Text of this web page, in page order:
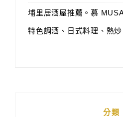
埔里居酒屋推薦。慕
特色調酒、日式料理、熱炒
分類